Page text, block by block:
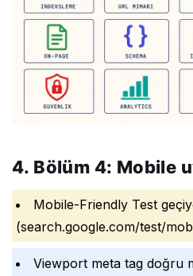
4. Bölüm 4: Mobile
Mobile-Friendly Test
(search.google.com/test/
Viewport meta tag doğru